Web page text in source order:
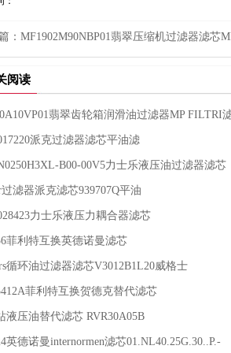
： MF1902M90NBP01翡翠压缩机过滤器滤芯
阅读
翡翠齿轮箱润滑油过滤器MP FILTRI
派克过滤器滤芯平油滤
B00-00V5力士乐液压油过滤器滤芯
过滤器派克滤芯939707Q平油
力士乐液压力耦合器滤芯
菲利特互换英德诺曼滤芯
循环油过滤器滤芯V3012B1L20威格士
菲利特互换贺德克替代滤芯
液压油替代滤芯 RVR30A05B
英德诺曼internormen滤芯01.NL40.25G.30..P.-